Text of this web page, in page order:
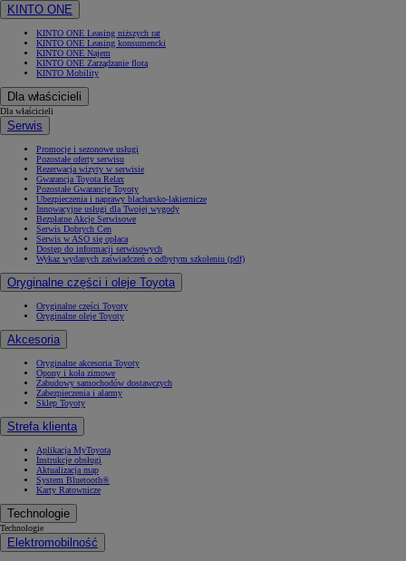
KINTO ONE
KINTO ONE Leasing niższych rat
KINTO ONE Leasing konsumencki
KINTO ONE Najem
KINTO ONE Zarządzanie flotą
KINTO Mobility
Dla właścicieli
Dla właścicieli
Serwis
Promocje i sezonowe usługi
Pozostałe oferty serwisu
Rezerwacja wizyty w serwisie
Gwarancja Toyota Relax
Pozostałe Gwarancje Toyoty
Ubezpieczenia i naprawy blacharsko-lakiernicze
Innowacyjne usługi dla Twojej wygody
Bezpłatne Akcje Serwisowe
Serwis Dobrych Cen
Serwis w ASO się opłaca
Dostęp do informacji serwisowych
Wykaz wydanych zaświadczeń o odbytym szkoleniu (pdf)
Oryginalne części i oleje Toyota
Oryginalne części Toyoty
Oryginalne oleje Toyoty
Akcesoria
Oryginalne akcesoria Toyoty
Opony i koła zimowe
Zabudowy samochodów dostawczych
Zabezpieczenia i alarmy
Sklep Toyoty
Strefa klienta
Aplikacja MyToyota
Instrukcje obsługi
Aktualizacja map
System Bluetooth®
Karty Ratownicze
Technologie
Technologie
Elektromobilność